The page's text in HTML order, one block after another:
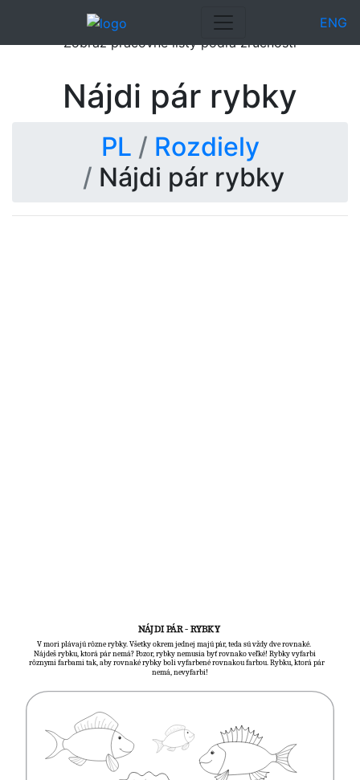
ENG
Zobraz pracovné listy podľa zručností
Nájdi pár rybky
PL
Rozdiely
Nájdi pár rybky